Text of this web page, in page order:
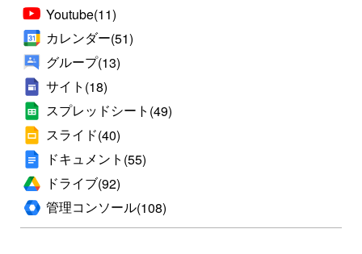
Youtube(11)
カレンダー(51)
グループ(13)
サイト (18)
スプレッドシート (49)
スライド(40)
ドキュメント (55)
ドライブ(92)
管理コンソール(108)